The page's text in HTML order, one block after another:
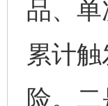
品、
累计
险。